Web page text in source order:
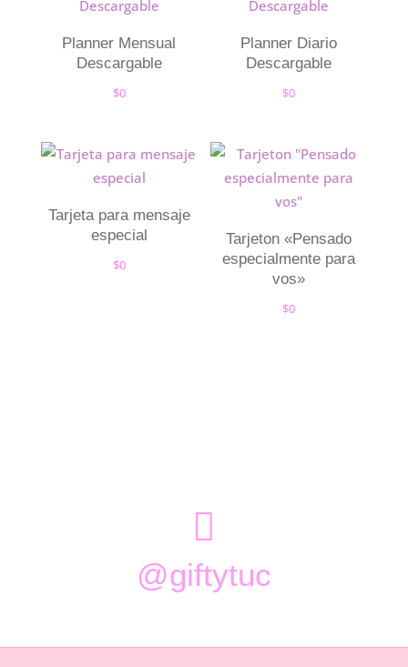
Planner Mensual
Descargable
$0
Planner Diario
Descargable
$0
Tarjeta para mensaje
especial
$0
Tarjeton «Pensado
especialmente para
vos»
$0

@giftytuc